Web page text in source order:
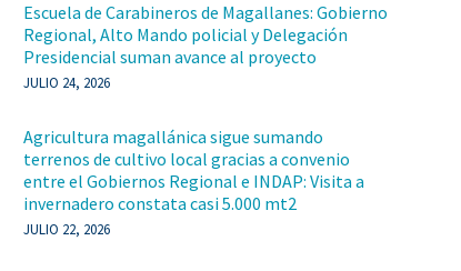
Escuela de Carabineros de Magallanes: Gobierno
Regional, Alto Mando policial y Delegación
Presidencial suman avance al proyecto
JULIO 24, 2026
Agricultura magallánica sigue sumando
terrenos de cultivo local gracias a convenio
entre el Gobiernos Regional e INDAP: Visita a
invernadero constata casi 5.000 mt2
JULIO 22, 2026